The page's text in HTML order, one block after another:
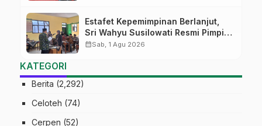
Estafet Kepemimpinan Berlanjut,
Sri Wahyu Susilowati Resmi Pimpin
MTs Ma’arif Sapuran
calendar_monthSab, 1 Agu 2026
KATEGORI
Berita (2,292)
Celoteh (74)
Cerpen (52)